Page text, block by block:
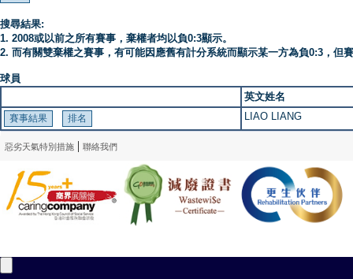
搜尋結果:
1. 2008或以前之所有賽事，棄權者均以負0:3顯示。
2. 而有關雙棄權之賽事，有可能因應舊有計分系統而顯示某一方為負0:3，但
球員
英文姓名
LIAO LIANG